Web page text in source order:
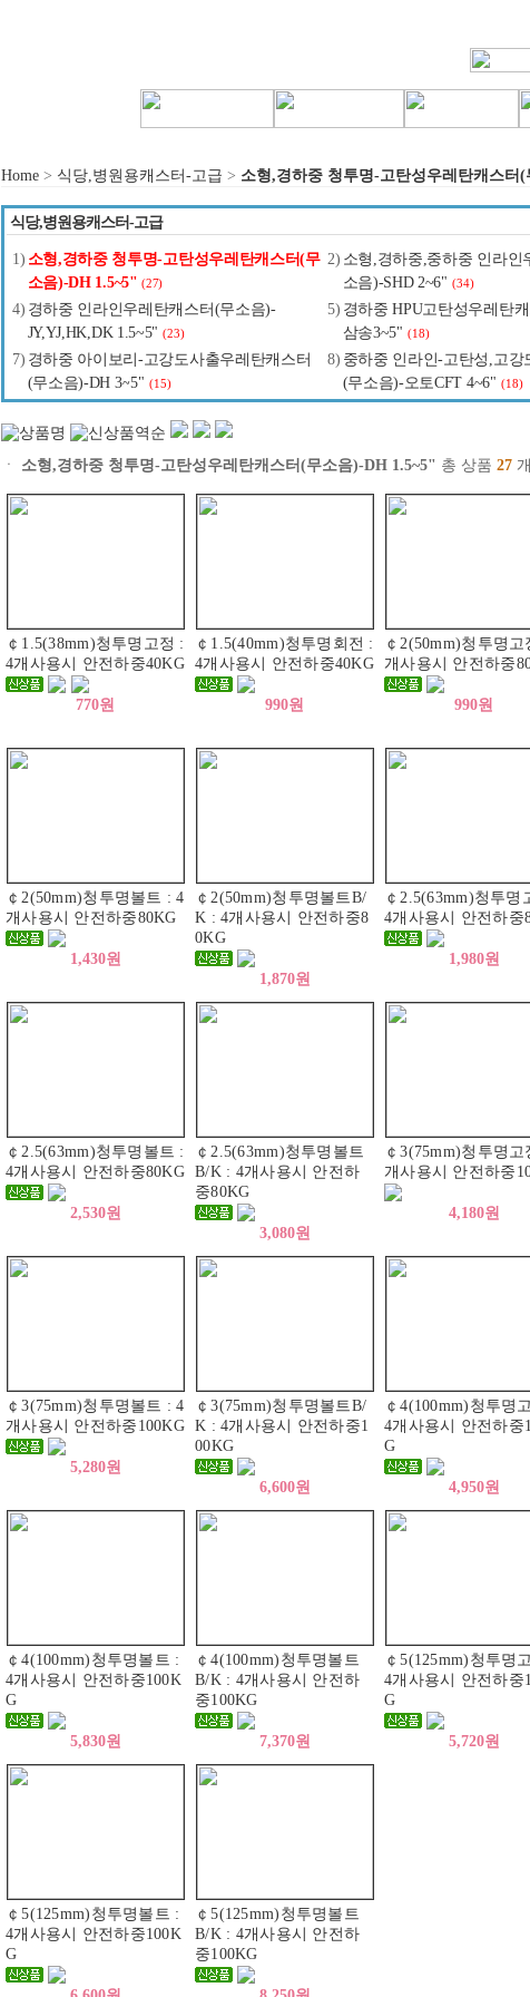
Home> 식당,병원용캐스터-고급 > 소형,경하중 청투명-고탄성우레탄캐스터
식당,병원용캐스터-고급
1) 소형,경하중 청투명-고탄성우레탄캐스터(무
소음)-DH 1.5~5" (27)
2) 소형,경하중,중하중 인라인
소음)-SHD 2~6" (34)
4) 경하중 인라인우레탄캐스터(무소음)-
JY,YJ,HK,DK 1.5~5" (23)
5) 경하중 HPU고탄성우레탄
삼송3~5" (18)
7) 경하중 아이보리-고강도사출우레탄캐스터
(무소음)-DH 3~5" (15)
8) 중하중 인라인-고탄성,고강
(무소음)-오토CFT 4~6" (18)
ㆍ 소형,경하중 청투명-고탄성우레탄캐스터(무소음)-DH 1.5~5" 총 상품 27
￠1.5(38mm)청투명고정 :
4개사용시 안전하중40KG
770원
￠1.5(40mm)청투명회전 :
4개사용시 안전하중40KG
990원
￠2(50mm)청투명고
개사용시 안전하중
990원
￠2(50mm)청투명볼트 : 4
개사용시 안전하중80KG
1,430원
￠2(50mm)청투명볼트B/
K : 4개사용시 안전하중8
0KG
1,870원
￠2.5(63mm)청투명
4개사용시 안전하중
1,980원
￠2.5(63mm)청투명볼트 :
4개사용시 안전하중80KG
2,530원
￠2.5(63mm)청투명볼트
B/K : 4개사용시 안전하
중80KG
3,080원
￠3(75mm)청투명고
개사용시 안전하중
4,180원
￠3(75mm)청투명볼트 : 4
개사용시 안전하중100KG
5,280원
￠3(75mm)청투명볼트B/
K : 4개사용시 안전하중1
00KG
6,600원
￠4(100mm)청투명
4개사용시 안전하중
G
4,950원
￠4(100mm)청투명볼트 :
4개사용시 안전하중100K
G
5,830원
￠4(100mm)청투명볼트
B/K : 4개사용시 안전하
중100KG
7,370원
￠5(125mm)청투명
4개사용시 안전하중
G
5,720원
￠5(125mm)청투명볼트 :
4개사용시 안전하중100K
G
￠5(125mm)청투명볼트
B/K : 4개사용시 안전하
중100KG